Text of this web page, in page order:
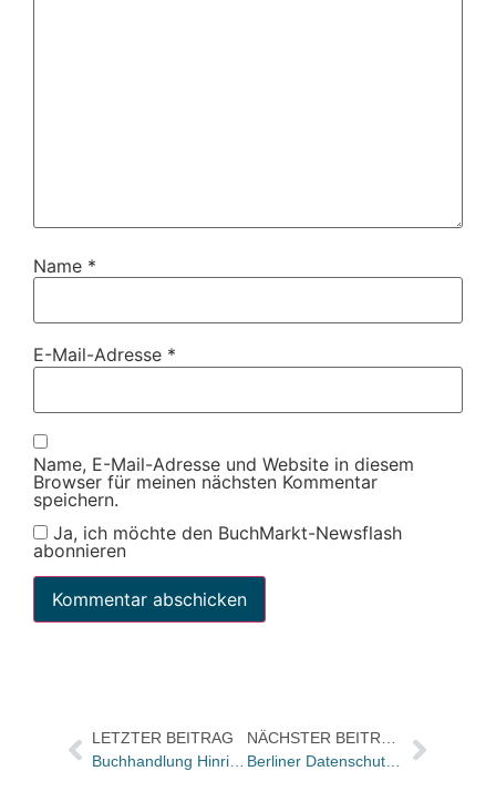
Name *
E-Mail-Adresse *
Name, E-Mail-Adresse und Website in diesem
Browser für meinen nächsten Kommentar
speichern.
Ja, ich möchte den BuchMarkt-Newsflash
abonnieren
LETZTER BEITRAG
Buchhandlung Hinrichs in Zella-Mehlis geschlossen